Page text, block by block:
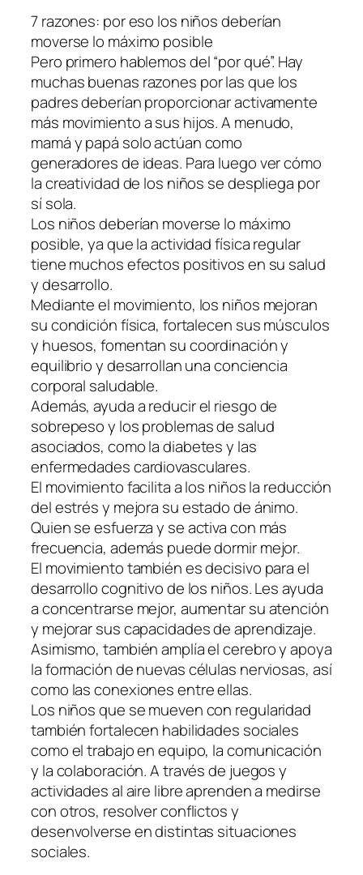
7 razones: por eso los niños deberían
moverse lo máximo posible
Pero primero hablemos del “por qué”. Hay
muchas buenas razones por las que los
padres deberían proporcionar activamente
más movimiento a sus hijos. A menudo,
mamá y papá solo actúan como
generadores de ideas. Para luego ver cómo
la creatividad de los niños se despliega por
sí sola.
Los niños deberían moverse lo máximo
posible, ya que la actividad física regular
tiene muchos efectos positivos en su salud
y desarrollo.
Mediante el movimiento, los niños mejoran
su condición física, fortalecen sus músculos
y huesos, fomentan su coordinación y
equilibrio y desarrollan una conciencia
corporal saludable.
Además, ayuda a reducir el riesgo de
sobrepeso y los problemas de salud
asociados, como la diabetes y las
enfermedades cardiovasculares.
El movimiento facilita a los niños la reducción
del estrés y mejora su estado de ánimo.
Quien se esfuerza y se activa con más
frecuencia, además puede dormir mejor.
El movimiento también es decisivo para el
desarrollo cognitivo de los niños. Les ayuda
a concentrarse mejor, aumentar su atención
y mejorar sus capacidades de aprendizaje.
Asimismo, también amplía el cerebro y apoya
la formación de nuevas células nerviosas, así
como las conexiones entre ellas.
Los niños que se mueven con regularidad
también fortalecen habilidades sociales
como el trabajo en equipo, la comunicación
y la colaboración. A través de juegos y
actividades al aire libre aprenden a medirse
con otros, resolver conflictos y
desenvolverse en distintas situaciones
sociales.